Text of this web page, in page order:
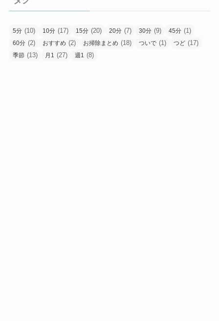
の
類
5分 (10) 10分 (17) 15分 (20) 20分 (7) 30分 (9) 45分 (1)
60分 (2) おすすめ (2) お掃除まとめ (18) ついで (1) つど (17)
季節 (13) 月1 (27) 週1 (8)